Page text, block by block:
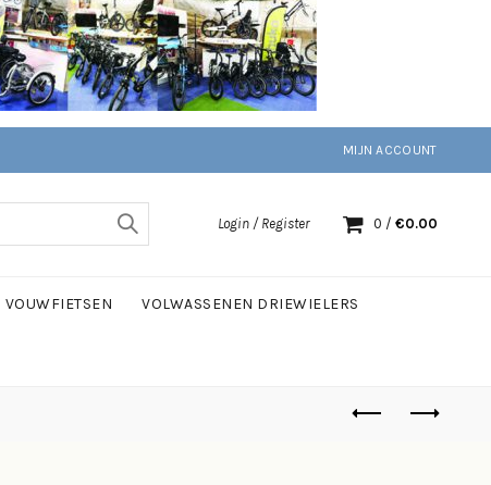
MIJN ACCOUNT
Login / Register 0 / €0.00
VOUWFIETSEN VOLWASSENEN DRIEWIELERS